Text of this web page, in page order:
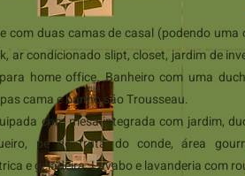
com duas camas de casal (podendo uma
ar condicionado slipt, closet, jardim de
home office. Banheiro com uma
cama e banho são Trousseau.
com mesa integrada com jardim,
pé de fruta do conde, área
e geladeira. Lavabo e lavanderia com